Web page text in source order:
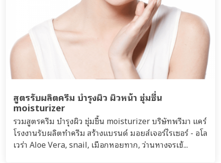
สูตรรับผลิตครีม บำรุงผิว ผิวหน้า ชุ่มชื่น
moisturizer
รวมสูตรครีม บำรุงผิว ชุ่มชื้น moisturizer บริษัทพรีมา แคร์
โรงงานรับผลิตทำครีม สร้างแบรนด์ มอยส์เจอร์ไรเซอร์ - อโล
เวร่า Aloe Vera, snail, เมือกหอยทาก, ว่านหางจรเข้...